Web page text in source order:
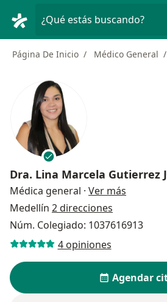
¿Qué estás buscando?
Página De Inicio Médico General
Dra. Lina Marcela Gutierrez
Médica general · Ver más
Medellín 2 direcciones
Núm. Colegiado: 1037616913
4 opiniones
Agendar